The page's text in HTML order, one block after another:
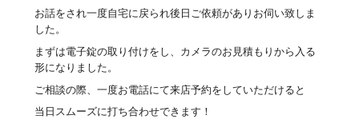
お話をされ一度自宅に戻られ後日ご依頼がありお伺い致しま
した。
まずは電子錠の取り付けをし、カメラのお見積もりから入る
形になりました。
ご相談の際、一度お電話にて来店予約をしていただけると
当日スムーズに打ち合わせできます！